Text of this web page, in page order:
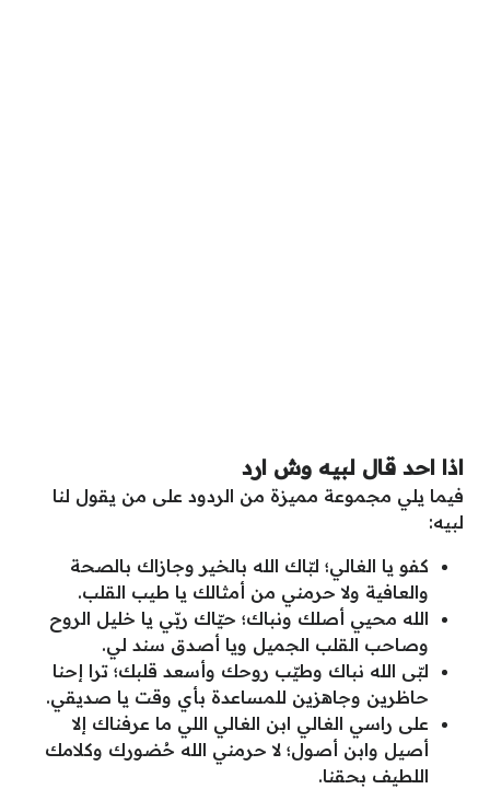
اذا احد قال لبيه وش ارد
فيما يلي مجموعة مميزة من الردود على من يقول لنا
لبيه:
كفو يا الغالي؛ لبّاك الله بالخير وجازاك بالصحة
والعافية ولا حرمني من أمثالك يا طيب القلب.
الله محيي أصلك ونباك؛ حيّاك ربّي يا خليل الروح
وصاحب القلب الجميل ويا أصدق سند لي.
لبّى الله نباك وطيّب روحك وأسعد قلبك؛ ترا إحنا
حاظرين وجاهزين للمساعدة بأي وقت يا صديقي.
على راسي الغالي ابن الغالي اللي ما عرفناك إلا
أصيل وابن أصول؛ لا حرمني الله حُضورك وكلامك
اللطيف بحقنا.